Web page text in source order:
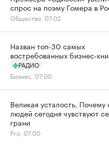
спрос на поэму Гомера в
Общество, 07:02
Назван топ-30 самых
востребованных бизнес-
РАДИО
Бизнес, 07:00
Великая усталость. Почему
людей сегодня чувствуют
грани
Pro, 07:00